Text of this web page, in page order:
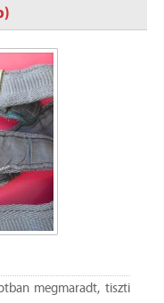
megmaradt, tiszti